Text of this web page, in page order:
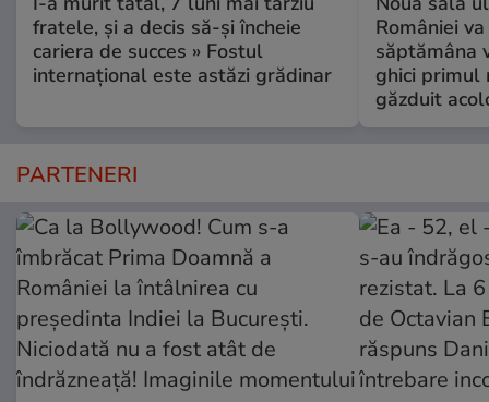
fratele, și a decis să-și încheie
cariera de succes » Fostul
internațional este astăzi grădinar
României
săptămâna
ghici primul
găzduit
PARTENERI